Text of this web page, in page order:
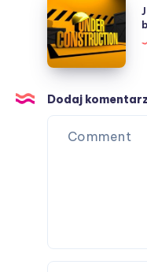
wybrać
najlepszą
firmę
budowlaną
w
Krakowie?
Dodaj komentarz